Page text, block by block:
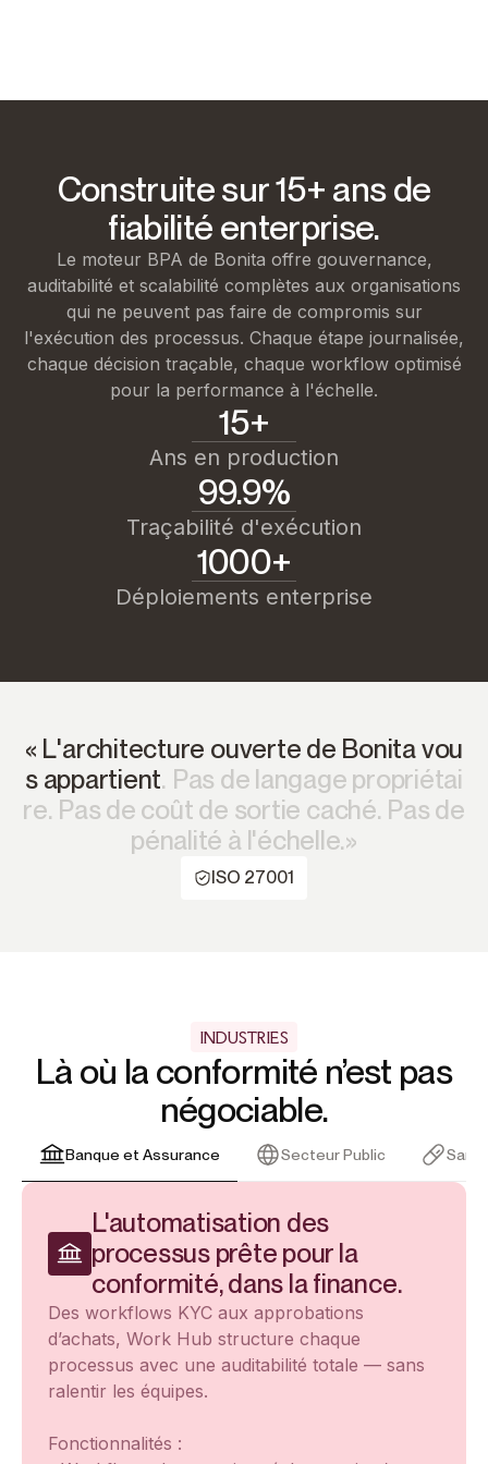
Construite sur 15+ ans de
fiabilité enterprise.
Le moteur BPA de Bonita offre gouvernance,
auditabilité et scalabilité complètes aux organisations
qui ne peuvent pas faire de compromis sur
l'exécution des processus. Chaque étape journalisée,
chaque décision traçable, chaque workflow optimisé
pour la performance à l'échelle.
15+
Ans en production
99.9%
Traçabilité d'exécution
1000+
Déploiements enterprise
« L'architecture ouverte de Bonitavou
s appartient. Pas de langage propriétai
re. Pas de coût de sortie caché. Pas de
pénalité à l'échelle.»
ISO 27001
INDUSTRIES
Là où la conformité n’est pas
négociable.
Banque et Assurance Secteur Public
L'automatisation des
processus prête pour la
conformité, dans la finance.
Des workflows KYC aux approbations
d’achats, Work Hub structure chaque
processus avec une auditabilité totale — sans
ralentir les équipes.
Fonctionnalités :